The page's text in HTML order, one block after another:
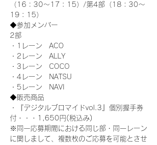
（16：30～17：15）/第4部（18：30～
19：15）
◆参加メンバー
2部
・1レーン　ACO
・2レーン　ALLY
・3レーン　COCO
・4レーン　NATSU
・5レーン　NAVI
◆販売商品
・『デジタルブロマイドvol.3』個別握手券
付・・・1,650円(税込み)
※同一応募期間における同じ部・同一レーン
に関しまして、複数枚のご応募を可能とさせ